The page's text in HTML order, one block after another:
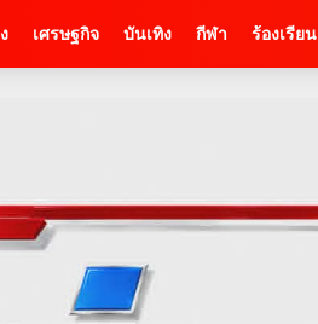
เศรษฐกิจ บันเทิง กีฬา ร้องเรียน